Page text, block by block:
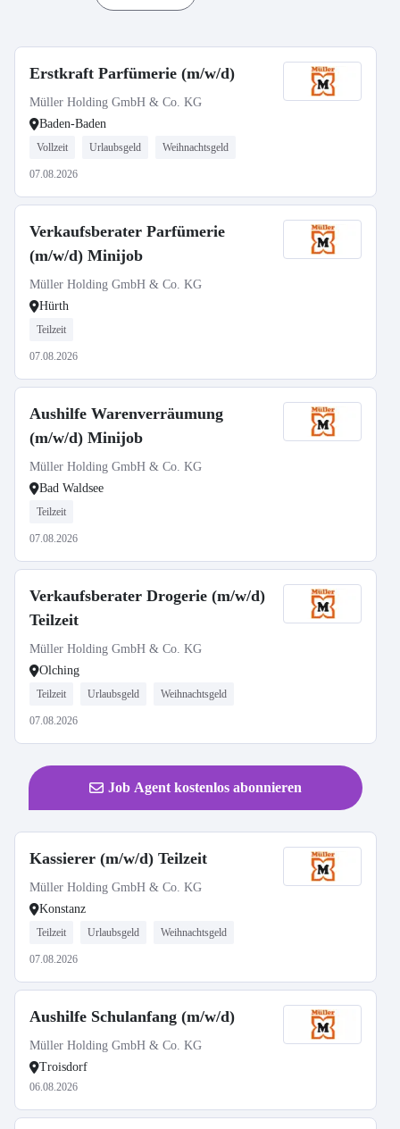
Erstkraft Parfümerie (m/w/d)
Müller Holding GmbH & Co. KG
Baden-Baden
Vollzeit Urlaubsgeld Weihnachtsgeld
07.08.2026
Verkaufsberater Parfümerie
(m/w/d) Minijob
Müller Holding GmbH & Co. KG
Hürth
Teilzeit
07.08.2026
Aushilfe Warenverräumung
(m/w/d) Minijob
Müller Holding GmbH & Co. KG
Bad Waldsee
Teilzeit
07.08.2026
Verkaufsberater Drogerie (m/w/d)
Teilzeit
Müller Holding GmbH & Co. KG
Olching
Teilzeit Urlaubsgeld Weihnachtsgeld
07.08.2026
Job Agent kostenlos abonnieren
Kassierer (m/w/d) Teilzeit
Müller Holding GmbH & Co. KG
Konstanz
Teilzeit Urlaubsgeld Weihnachtsgeld
07.08.2026
Aushilfe Schulanfang (m/w/d)
Müller Holding GmbH & Co. KG
Troisdorf
06.08.2026